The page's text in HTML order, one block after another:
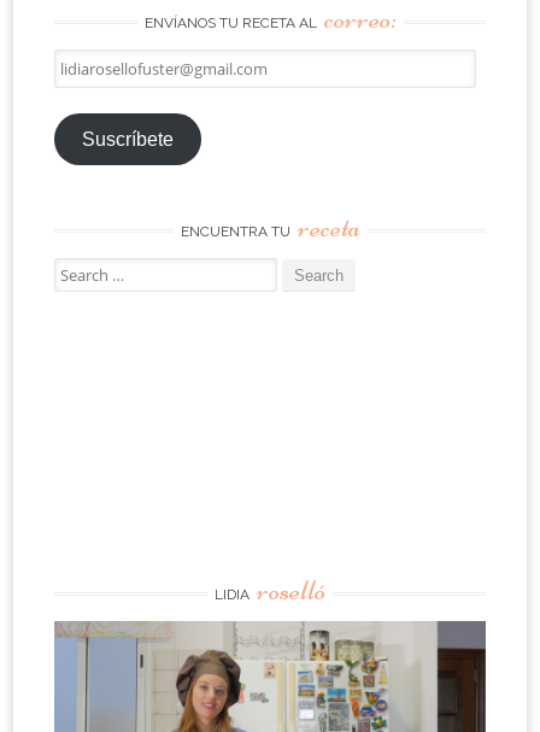
ENVÍANOS TU RECETA AL correo:
lidiarosellofuster@gmail.com
Suscríbete
ENCUENTRA TU receta
Search
for:
LIDIA roselló